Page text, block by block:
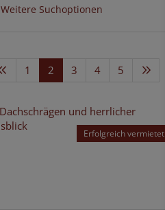
Weitere Suchoptionen
1 2 3 4 5
Erfolgreich vermietet